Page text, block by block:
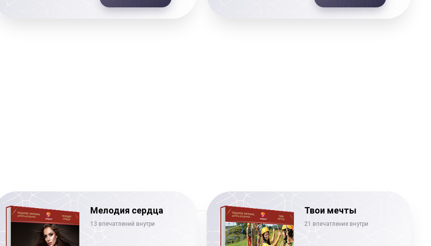
Мелодия сердца
13 впечатлений внутри
Твои мечты
21 впечатление внутри